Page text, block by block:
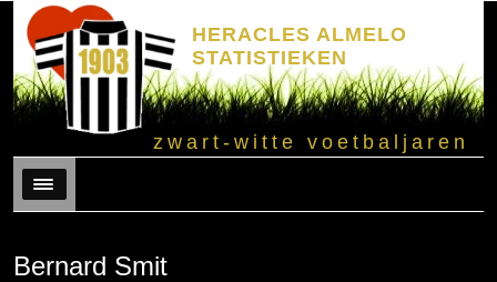
HERACLES ALMELO
STATISTIEKEN
zwart-witte voetbaljaren
Menu
Bernard Smit